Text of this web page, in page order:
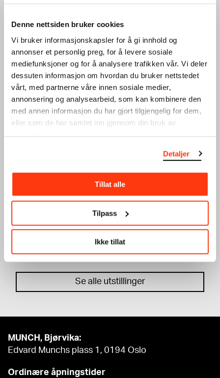
Denne nettsiden bruker cookies
Vi bruker informasjonskapsler for å gi innhold og
annonser et personlig preg, for å levere sosiale
mediefunksjoner og for å analysere trafikken vår. Vi deler
dessuten informasjon om hvordan du bruker nettstedet
vårt, med partnerne våre innen sosiale medier,
annonsering og analysearbeid, som kan kombinere den
med annen informasjon du har gjort tilgjengelig for dem,
eller som de har samlet inn gjennom din bruk av
tjenestene deres.
Detaljer
Tillat alle
Tilpass
Ikke tillat
KATHARINA GROSSE
SVART SENG
26.09.2026 – 31.12.2026
3. etg
JOHN SAVIO
HÁSTTUHEADDJIN
MOTSTEMMEN
04.12.2026 – 14.03.2027
9. etg
EDVARD MUNCH
Samlingsutstilling
EDVARD MUNCH
SKYGGER
Samlingsutstilling
Se alle utstillinger
MUNCH, Bjørvika:
Edvard Munchs plass 1, 0194 Oslo
Ordinære åpningstider